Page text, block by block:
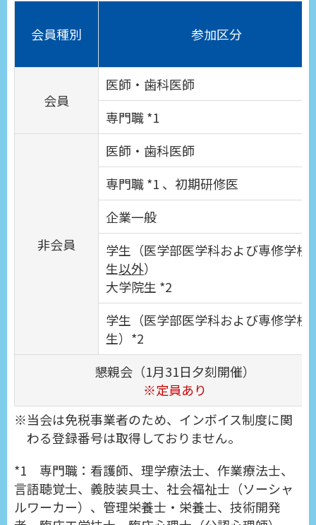
会員種別 参加区分
会員
医師・歯科医師
専門職 *1
非会員
医師・歯科医師
専門職 *1 、初期研修医
企業一般
学生（医学部医学科および専修学校
生以外）
大学院生 *2
学生（医学部医学科および専修学校
生）*2
懇親会（1月31日夕刻開催）
※定員あり
当会は免税事業者のため、インボイス制度に関
わる登録番号は取得しておりません。
*1 専門職：看護師、理学療法士、作業療法士、
言語聴覚士、義肢装具士、社会福祉士（ソーシャ
ルワーカー）、管理栄養士・栄養士、技術開発